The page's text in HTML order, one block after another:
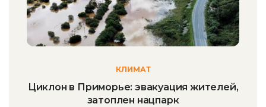
КЛИМАТ
Циклон в Приморье: эвакуация жителей,
затоплен нацпарк